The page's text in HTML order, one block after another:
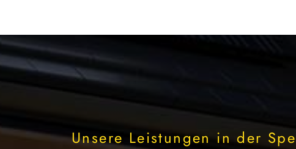
Unsere Leistungen in der